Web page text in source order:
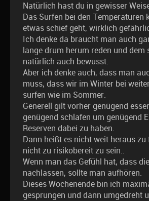
Natürlich hast du in gewisser
Das Surfen bei den Temperaturen
etwas schief geht, wirklich
Ich denke da braucht man auch
lange drum herum reden und dem
natürlich auch bewusst.
Aber ich denke auch, dass man
muss, dass wir im Winter bei
surfen wie im Sommer.
Generell gilt vorher genügend
genügend schlafen um genügend
Reserven dabei zu haben.
Dann heißt es nicht weit heraus zu
nicht zu risikobereit zu sein..
Wenn man das Gefühl hat, dass
nachlassen, sollte man aufhören.
Dieses Wochenende bin ich
gesprungen und dann umgedreht